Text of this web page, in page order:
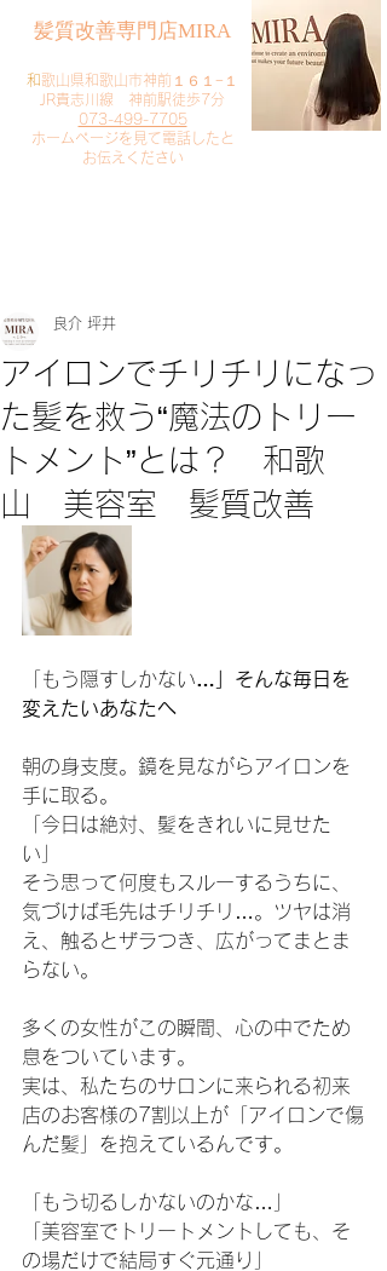
​髪質改善専門店MIRA
​和歌山県和歌山市神前１６１−１
JR貴志川線 神前駅徒歩7分
073-499-7705
​ホームページを見て電話したと
お伝えください
アイロンでチリチリになっ
た髪を救う“魔法のトリー
トメント”とは？ 和歌
山 美容室 髪質改善
良介 坪井
「もう隠すしかない …」そんな毎日を
変えたいあなたへ
朝の身支度。鏡を見ながらアイロンを
手に取る。
「今日は絶対、髪をきれいに見せた
い」
そう思って何度もスルーするうちに、
気づけば毛先はチリチリ…。ツヤは消
え、触るとザラつき、広がってまとま
らない。
多くの女性がこの瞬間、心の中でため
息をついています。
実は、私たちのサロンに来られる初来
店のお客様の7割以上が「アイロンで傷
んだ髪」を抱えているんです。
「もう切るしかないのかな…」
「美容室でトリートメントしても、そ
の場だけで結局すぐ元通り」